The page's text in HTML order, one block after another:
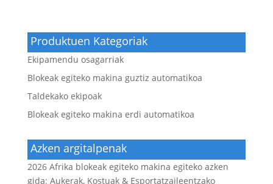
Produktuen Kategoriak
Ekipamendu osagarriak
Blokeak egiteko makina guztiz automatikoa
Taldekako ekipoak
Blokeak egiteko makina erdi automatikoa
Azken argitalpenak
2026 Afrika blokeak egiteko makina egiteko azken
gida: Aukerak, Kostuak & Esportatzaileentzako